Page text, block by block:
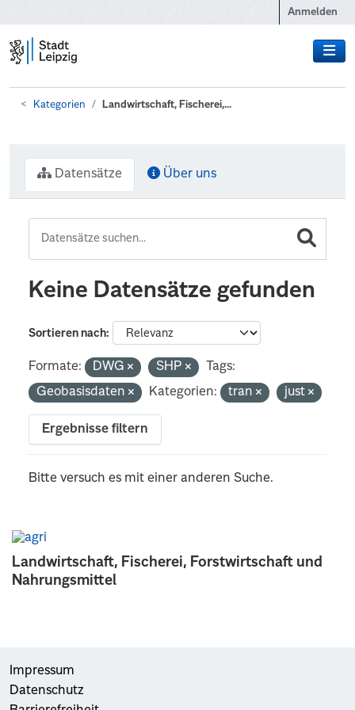
Anmelden
Kategorien Landwirtschaft, Fischerei,...
Landwirtschaft, Fischerei, Forstwirtschaft und
Nahrungsmittel
Datensätze Über uns
Keine Datensätze gefunden
Sortieren nach
Formate: DWG SHP
Tags:
Geobasisdaten
Kategorien: tran just
Ergebnisse filtern
Bitte versuch es mit einer anderen Suche.
Impressum
Datenschutz